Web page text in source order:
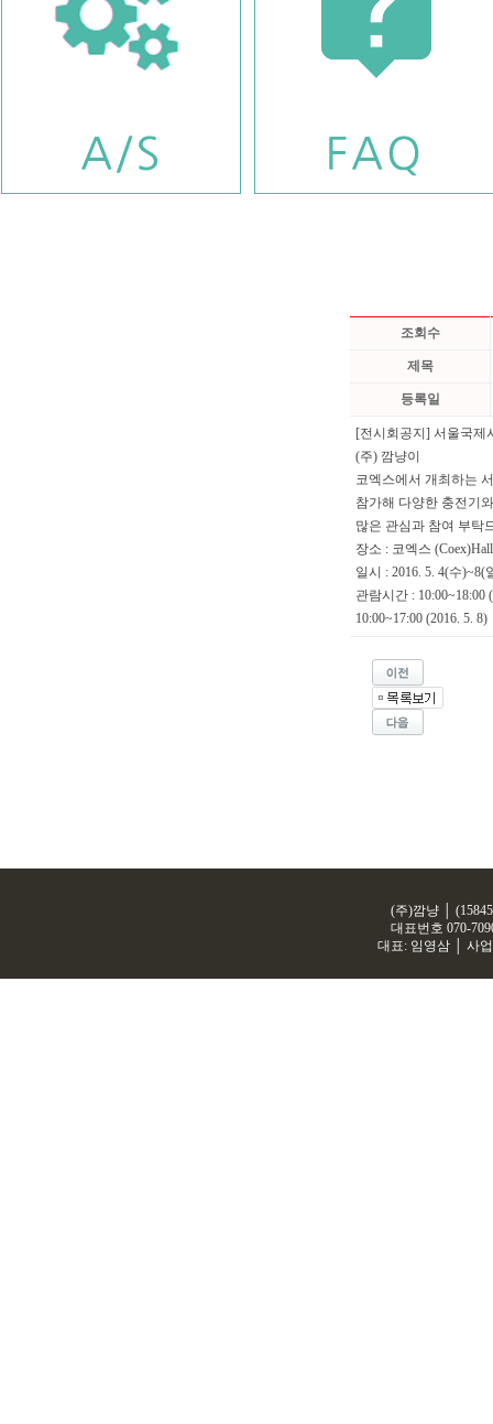
조회수
제목
등록일
[전시회공지] 서울국제
(주) 깜냥이
코엑스에서 개최하는
참가해 다양한 충전기
많은 관심과 참여 부탁
장소 : 코엑스
일시 : 2016. 5. 4(수)~8(
관람시간 : 10:00~18:00
10:00~17:00 (2016. 5. 8)
(주)깜냥 │
대표번호 070-
대표: 임영삼 │ 사